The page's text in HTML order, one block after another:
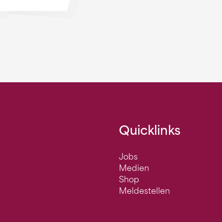
Quicklinks
Jobs
Medien
Shop
Meldestellen